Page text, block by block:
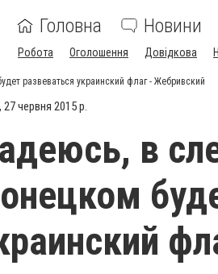
Головна Новини
Робота Оголошення Довідкова
развеваться украинский флаг - Жебривский
27 червня 2015 р.
в